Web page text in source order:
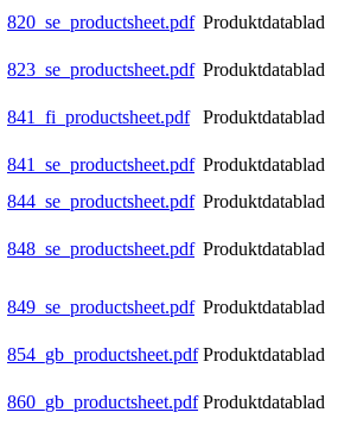
820_se_productsheet.pdf Produktdatablad
823_se_productsheet.pdf Produktdatablad
841_fi_productsheet.pdf
Produktdatablad
841_se_productsheet.pdf Produktdatablad
844_se_productsheet.pdf Produktdatablad
848_se_productsheet.pdf Produktdatablad
849_se_productsheet.pdf Produktdatablad
854_gb_productsheet.pdf Produktdatablad
860_gb_productsheet.pdf Produktdatablad